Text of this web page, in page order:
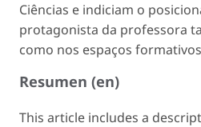
Ciências e indiciam o
protagonista da professora
como nos espaços
Resumen (en)
This article includes a